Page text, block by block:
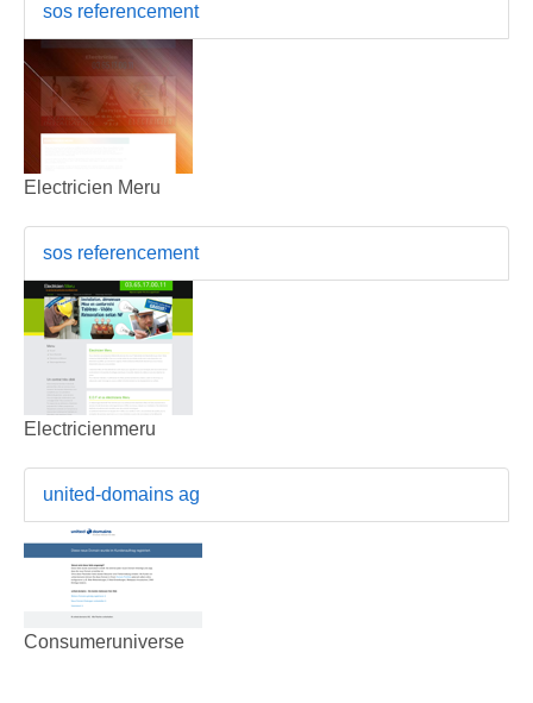
sos referencement
Electricien Meru
sos referencement
Electricienmeru
united-domains ag
Consumeruniverse